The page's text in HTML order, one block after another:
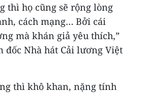
thì họ cũng sẽ rộng lòng
cách mạng… Bởi cái
mà khán giả yêu thích,”
đốc Nhà hát Cải lương Việt
thì khô khan, nặng tính